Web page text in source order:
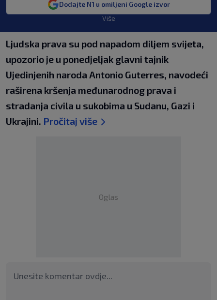
Dodajte N1 u omiljeni Google izvor
Više
Ljudska prava su pod napadom diljem svijeta,
upozorio je u ponedjeljak glavni tajnik
Ujedinjenih naroda Antonio Guterres, navodeći
raširena kršenja međunarodnog prava i
stradanja civila u sukobima u Sudanu, Gazi i
Ukrajini. Pročitaj više
Oglas